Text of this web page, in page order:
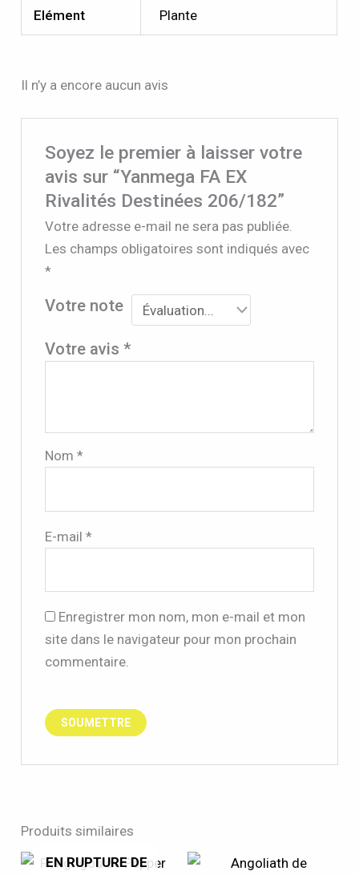
Elément Plante
Il n’y a encore aucun avis
Soyez le premier à laisser votre
avis sur “Yanmega FA EX
Rivalités Destinées 206/182”
Votre adresse e-mail ne sera pas publiée.
Les champs obligatoires sont indiqués avec
*
Votre note
Votre avis *
Nom *
E-mail *
Enregistrer mon nom, mon e-mail et mon
site dans le navigateur pour mon prochain
commentaire.
Produits similaires
EN RUPTURE DE